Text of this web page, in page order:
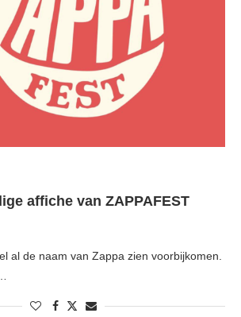
affiche van ZAPPAFEST
al de naam van Zappa zien voorbijkomen.